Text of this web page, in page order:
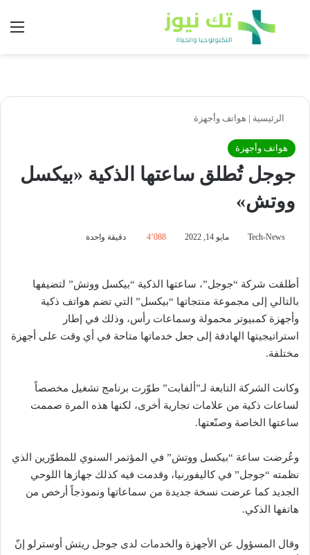
بحث عن
الرئيسية | هواتف وأجهزة
هواتف وأجهزة
جوجل تُطلق ساعتها الذكية «بيكسل
ووتش»
Tech-News مايو 14, 2022 4٬088 دقيقة واحدة
أطلقت شركة “جوجل”، ساعتها الذكية “بيكسل ووتش” لتضيفها
بالتالي إلى مجموعة منتجاتها “بيكسل” التي تضم هواتف ذكية
وأجهزة كمبيوتر محمولة وسماعات رأس، وذلك في إطار
استراتيجيتها الهادفة إلى جعل خدماتها متاحة في أي وقت على أجهزة
مختلفة.
وكانت الشركة التابعة لـ”ألفابت” طوّرت برنامج تشغيل مخصصاً
لساعات ذكية من علامات تجارية أخرى، لكنها هذه المرة صممت
ساعتها الخاصة وصنّعتها.
وعُرضت ساعة “بيكسل ووتش” في المؤتمر السنوي للمطوّرين الذي
نظمته “جوجل” في كاليفورنيا، وقدمت فيه كذلك جهازها اللوحي
الجديد كما عرضت نسخة جديدة من سماعاتها ونموذجاً أرخص من
هاتفها الذكي.
وقال المسؤول عن الأجهزة والخدمات لدى جوجل ريتش أوسترلو إنّ